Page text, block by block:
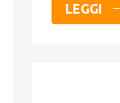
LEGGI